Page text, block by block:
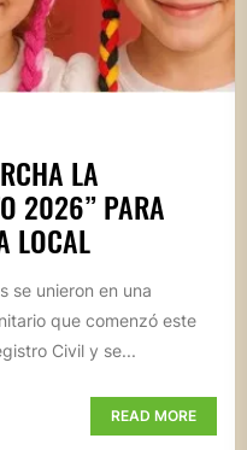
LA
2026” PARA
LOCAL
se unieron en una
que comenzó este
Civil y se...
READ MORE